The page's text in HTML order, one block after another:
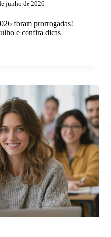
junho de 2026
foram prorrogadas!
e confira dicas